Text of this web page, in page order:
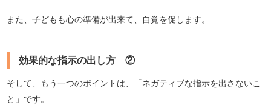
また、子どもも心の準備が出来て、自覚を促します。
効果的な指示の出し方 ②
そして、もう一つのポイントは、「ネガティブな指示を出さないこ
と」です。